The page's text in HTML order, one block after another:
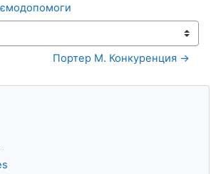
Портер М. Конкуренция →